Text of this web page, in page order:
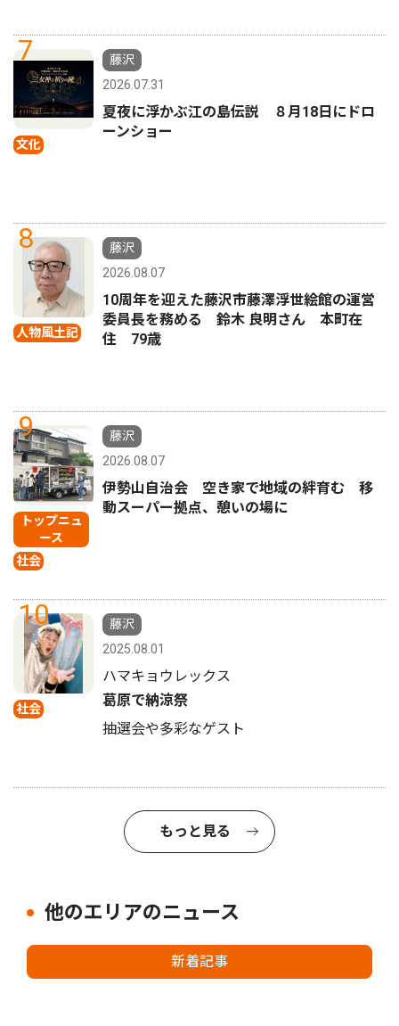
7
文化
藤沢
2026.07.31
夏夜に浮かぶ江の島伝説 ８月18日にドロ
ーンショー
8
人物風土記
藤沢
2026.08.07
10周年を迎えた藤沢市藤澤浮世絵館の運営
委員長を務める 鈴木 良明さん 本町在
住 79歳
9
トップニュ
ース
社会
藤沢
2026.08.07
伊勢山自治会 空き家で地域の絆育む 移
動スーパー拠点、憩いの場に
10
社会
藤沢
2025.08.01
ハマキョウレックス
葛原で納涼祭
抽選会や多彩なゲスト
もっと見る
他のエリアのニュース
新着記事